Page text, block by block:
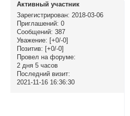
Активный участник
Зарегистрирован: 2018-03-06
Приглашений: 0
Сообщений: 387
Уважение: [+0/-0]
Позитив: [+0/-0]
Провел на форуме:
2 дня 5 часов
Последний визит:
2021-11-16 16:36:30